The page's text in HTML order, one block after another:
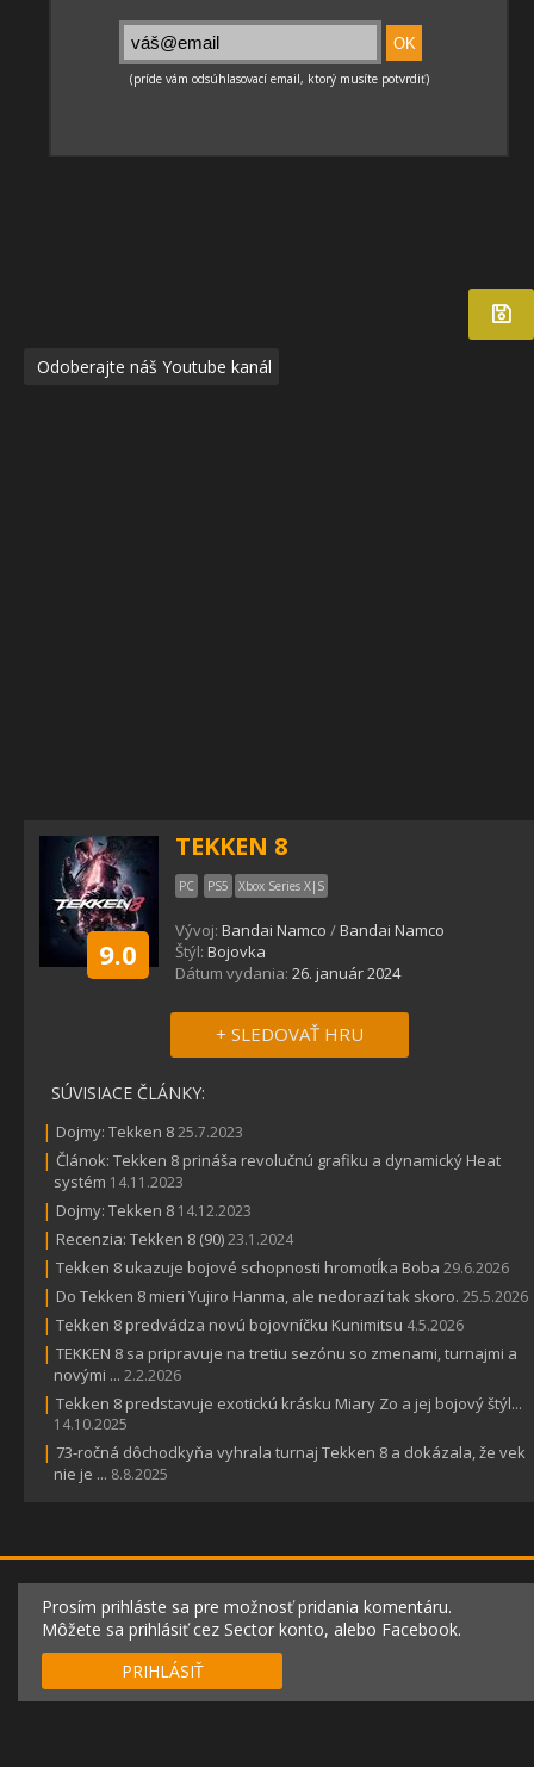
Odoberajte náš Youtube kanál
9.0
TEKKEN 8
PC PS5 Xbox Series X|S
Vývoj: Bandai Namco /Bandai Namco
Štýl: Bojovka
Dátum vydania: 26. január 2024
+ SLEDOVAŤ HRU
SÚVISIACE ČLÁNKY:
| Dojmy: Tekken 825.7.2023
| Článok: Tekken 8 prináša revolučnú grafiku a dynamický Heat
systém 14.11.2023
| Dojmy: Tekken 8 14.12.2023
| Recenzia: Tekken 8 (90)23.1.2024
| Tekken 8 ukazuje bojové schopnosti hromotĺka Boba 29.6.2026
| Do Tekken 8 mieri Yujiro Hanma, ale nedorazí tak skoro. 25.5.2026
| Tekken 8 predvádza novú bojovníčku Kunimitsu 4.5.2026
| TEKKEN 8 sa pripravuje na tretiu sezónu so zmenami, turnajmi a
novými ... 2.2.2026
| Tekken 8 predstavuje exotickú krásku Miary Zo a jej bojový štýl...
14.10.2025
| 73-ročná dôchodkyňa vyhrala turnaj Tekken 8 a dokázala, že vek
nie je ... 8.8.2025
Prosím prihláste sa pre možnosť pridania komentáru.
Môžete sa prihlásiť cez Sector konto, alebo Facebook.
PRIHLÁSIŤ